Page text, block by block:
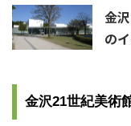
金
の
金沢21世紀美術